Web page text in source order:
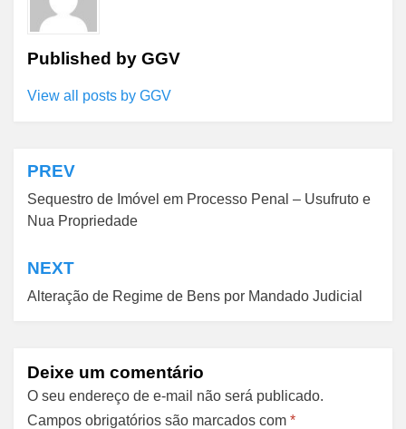
Published by GGV
View all posts by GGV
Navegação
de
PREV
Sequestro de Imóvel em Processo Penal – Usufruto e
Nua Propriedade
NEXT
Alteração de Regime de Bens por Mandado Judicial
Deixe um comentário
O seu endereço de e-mail não será publicado.
Campos obrigatórios são marcados com *